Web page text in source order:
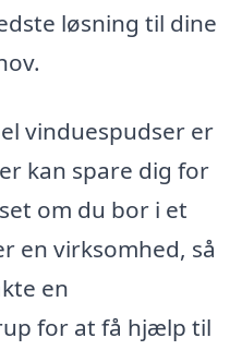
løsning til dine
vinduespudser er
kan spare dig for
om du bor i et
en virksomhed, så
en
for at få hjælp til